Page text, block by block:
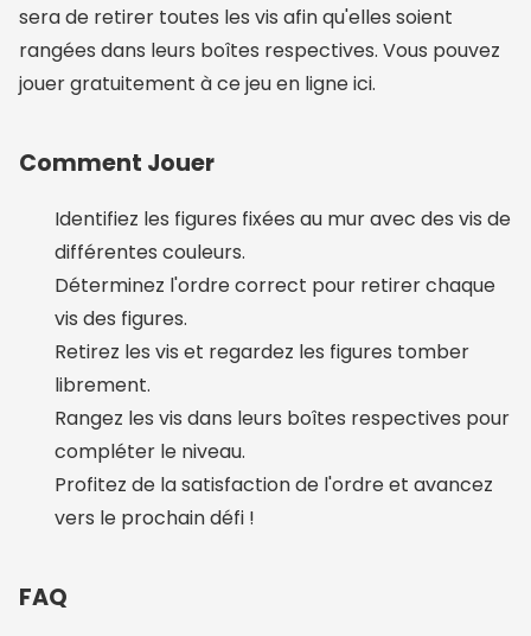
sera de retirer toutes les vis afin qu'elles soient
rangées dans leurs boîtes respectives. Vous pouvez
jouer gratuitement à ce jeu en ligne ici.
Comment Jouer
Identifiez les figures fixées au mur avec des vis de
différentes couleurs.
Déterminez l'ordre correct pour retirer chaque
vis des figures.
Retirez les vis et regardez les figures tomber
librement.
Rangez les vis dans leurs boîtes respectives pour
compléter le niveau.
Profitez de la satisfaction de l'ordre et avancez
vers le prochain défi !
FAQ